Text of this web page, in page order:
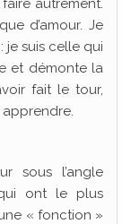
autrement.
d’amour. Je
je suis celle qui
et démonte la
fait le tour,
apprendre.
sous l’angle
ont le plus
« fonction »